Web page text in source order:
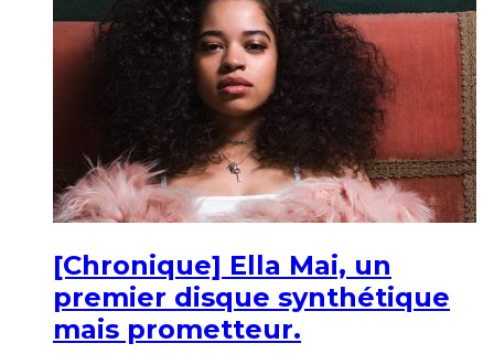
[Chronique] Ella Mai, un
premier disque synthétique
mais prometteur.